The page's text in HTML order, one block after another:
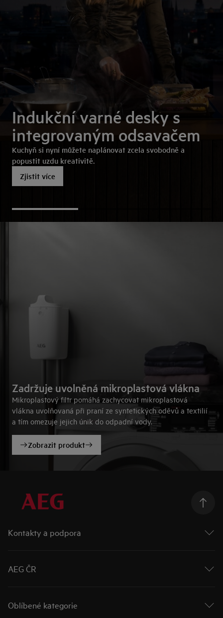
Indukční varné desky s
integrovaným odsavačem
Kuchyň si nyní můžete naplánovat zcela svobodně a
popustit uzdu kreativitě.
Zjistit více
Zadržuje uvolněná mikroplastová vlákna
Mikroplastový filtr pomáhá zachycovat mikroplastová
vlákna uvolňovaná při praní ze syntetických oděvů a textilií
a tím omezuje jejich únik do odpadní vody.
Zobrazit produkt
Kontakty a podpora
Odběr newsletteru
AEG na Facebooku 🡕
Návody k použití
AEG ČR
Challenge the expected
Probíhající akce
Oblíbené kategorie